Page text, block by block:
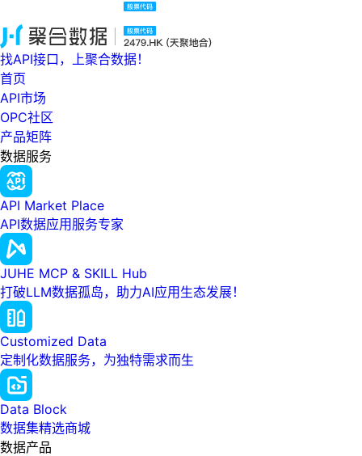
找API接口，上聚合数据！
首页
API市场
OPC社区
产品矩阵
数据服务
API Market Place
API数据应用服务专家
JUHE MCP & SKILL Hub
打破LLM数据孤岛，助力AI应用生态发展！
Customized Data
定制化数据服务，为独特需求而生
Data Block
数据集精选商城
数据产品